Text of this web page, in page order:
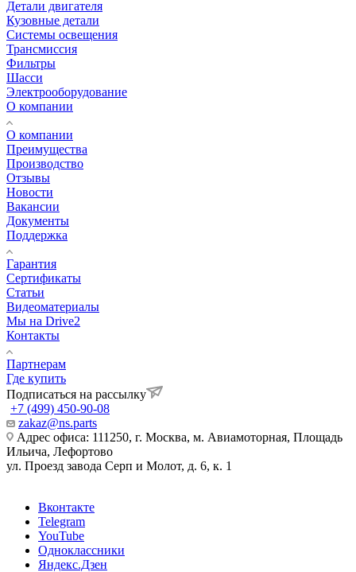
Детали двигателя
Кузовные детали
Системы освещения
Трансмиссия
Фильтры
Шасси
Электрооборудование
О компании
О компании
Преимущества
Производство
Отзывы
Новости
Вакансии
Документы
Поддержка
Гарантия
Сертификаты
Статьи
Видеоматериалы
Мы на Drive2
Контакты
Партнерам
Где купить
Подписаться на рассылку
+7 (499) 450-90-08
zakaz@ns.parts
Адрес офиса: 111250, г. Москва, м. Авиамоторная, Площадь
Ильича, Лефортово
ул. Проезд завода Серп и Молот, д. 6, к. 1
Вконтакте
Telegram
YouTube
Одноклассники
Яндекс.Дзен